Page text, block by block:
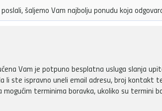
šaljemo Vam najbolju ponudu koja
Vam je potpuno besplatna usluga slanja
li ste ispravno uneli email adresu, broj kontakt
terminima boravka, ukoliko su termini